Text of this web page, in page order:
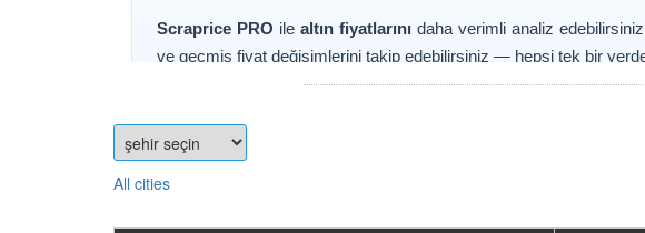
Scraprice PRO ilealtın fiyatlarını daha verimli analiz
ve geçmiş fiyat değişimlerini takip edebilirsiniz — hepsi tek bir
Alıcılar ve bölgeler arasında fiyat karşılaştırmaları
All cities